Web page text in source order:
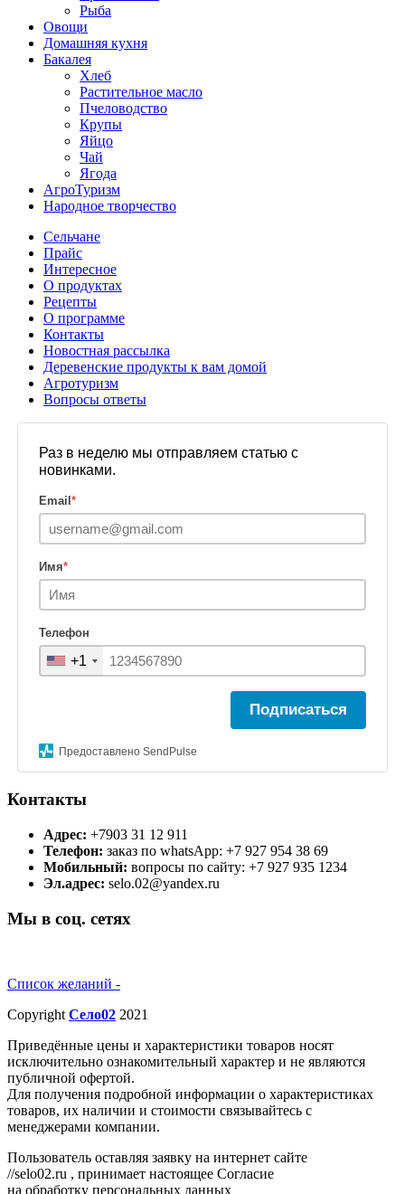
Рыба
Овощи
Домашняя кухня
Бакалея
Хлеб
Растительное масло
Пчеловодство
Крупы
Яйцо
Чай
Ягода
АгроТуризм
Народное творчество
Сельчане
Прайс
Интересное
О продуктах
Рецепты
О программе
Контакты
Новостная рассылка
Деревенские продукты к вам домой
Агротуризм
Вопросы ответы
Раз в неделю мы отправляем статью с
новинками.
Email *
Имя*
Телефон
+1
Подписаться
Предоставлено SendPulse
Контакты
Адрес: +7903 31 12 911
Телефон: заказ по whatsApp: +7 927 954 38 69
Мобильный: вопросы по сайту: +7 927 935 1234
Эл.адрес: selo.02@yandex.ru
Мы в соц. сетях
Список желаний -
Copyright Село02 2021
Приведённые цены и характеристики товаров носят
исключительно ознакомительный характер и не являются
публичной офертой.
Для получения подробной информации о характеристиках
товаров, их наличии и стоимости связывайтесь с
менеджерами компании.
Пользователь оставляя заявку на интернет сайте
//selo02.ru , принимает настоящее Согласие
на обработку персональных данных